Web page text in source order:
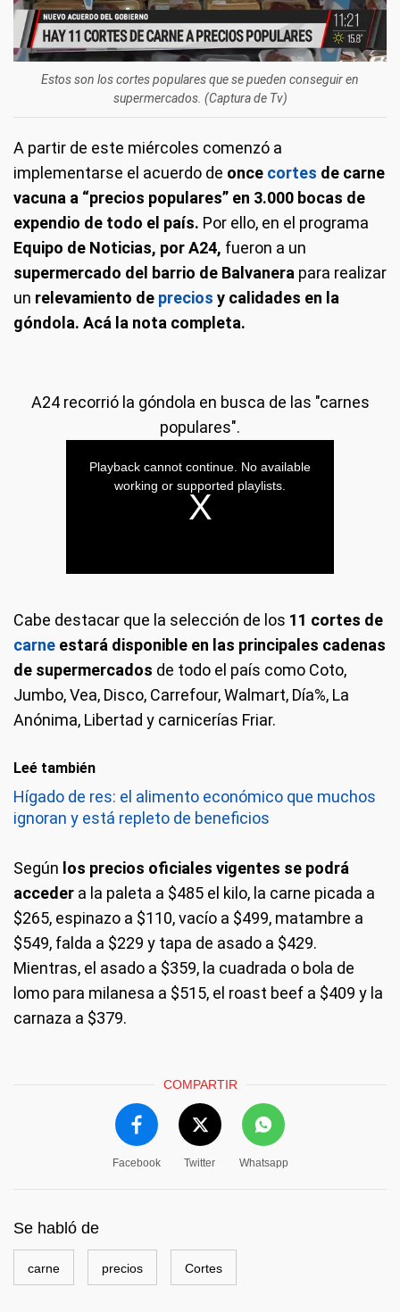
Estos son los cortes populares que se pueden conseguir en
supermercados. (Captura de Tv)
A partir de este miércoles comenzó a
implementarse el acuerdo de once cortes de carne
vacuna a “precios populares” en 3.000 bocas de
expendio de todo el país. Por ello, en el programa
Equipo de Noticias, por A24, fueron a un
supermercado del barrio de Balvanera para realizar
un relevamiento de precios y calidades en la
góndola. Acá la nota completa.
A24 recorrió la góndola en busca de las "carnes
populares".
Cabe destacar que la selección de los 11 cortes de
carne estará disponible en las principales cadenas
de supermercados de todo el país como Coto,
Jumbo, Vea, Disco, Carrefour, Walmart, Día%, La
Anónima, Libertad y carnicerías Friar.
Leé también
Hígado de res: el alimento económico que muchos
ignoran y está repleto de beneficios
Según los precios oficiales vigentes se podrá
acceder a la paleta a $485 el kilo, la carne picada a
$265, espinazo a $110, vacío a $499, matambre a
$549, falda a $229 y tapa de asado a $429.
Mientras, el asado a $359, la cuadrada o bola de
lomo para milanesa a $515, el roast beef a $409 y la
carnaza a $379.
COMPARTIR
Facebook Twitter Whatsapp
Se habló de
carne precios Cortes